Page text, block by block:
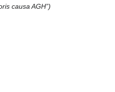
causa AGH”